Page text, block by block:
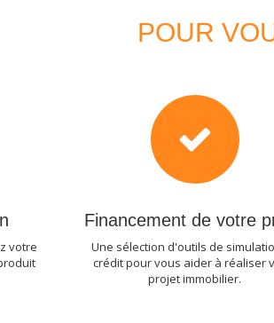
POUR
votre
Financement de votre
Une sélection d'outils de
crédit pour vous aider à réaliser
projet immobilier.